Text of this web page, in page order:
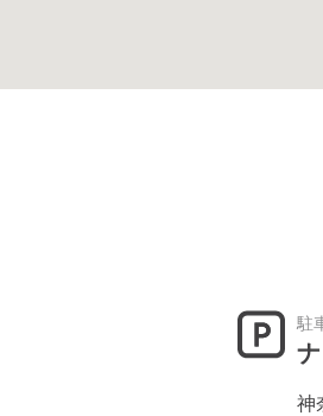
駐
神